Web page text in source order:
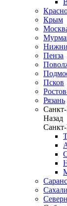
Крым
Пенза
Псков
Рязань
Назад